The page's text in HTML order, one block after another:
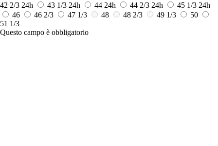
42 2/3 24h 43 1/3 24h 44 24h 44 2/3 24h 45 1/3 24h
46
46 2/3 47 1/3 48 48 2/3 49 1/3
50
51 1/3
Questo campo è obbligatorio